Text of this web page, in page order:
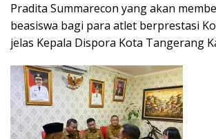
Pradita Summarecon yang akan
beasiswa bagi para atlet berprestasi
jelas Kepala Dispora Kota Tangerang